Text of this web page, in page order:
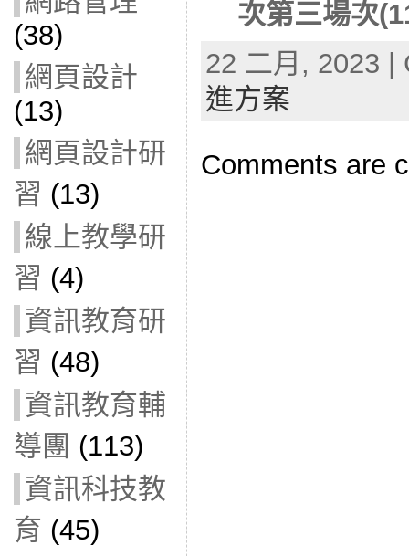
(38)
網頁設計
(13)
網頁設計研
習 (13)
線上教學研
習 (4)
資訊教育研
習 (48)
資訊教育輔
導團 (113)
資訊科技教
育 (45)
次第三場次
22 二月, 2023
進方案
Comments are